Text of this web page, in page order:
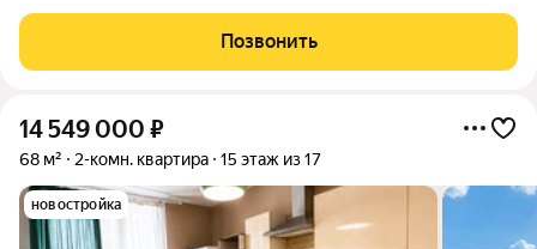
вниманию просторную пятикомнатную квартиру в
монолитной новостройке 2015 года.
Позвонить
14 549 000 ₽
68 м² 2-комн. квартира 15 этаж из 17
новостройка